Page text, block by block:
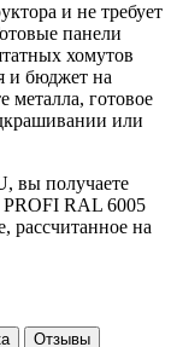
и не требует
панели
хомутов
и бюджет на
металла, готовое
или
вы получаете
PROFI RAL 6005
рассчитанное на
Отзывы